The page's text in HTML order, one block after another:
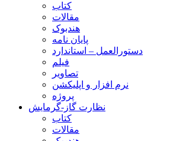
کتاب
مقالات
هندبوک
پایان نامه
دستورالعمل – استاندارد
فیلم
تصاویر
نرم افزار و اپلیکشن
پروژه
نظارت گاز-گرمایش
کتاب
مقالات